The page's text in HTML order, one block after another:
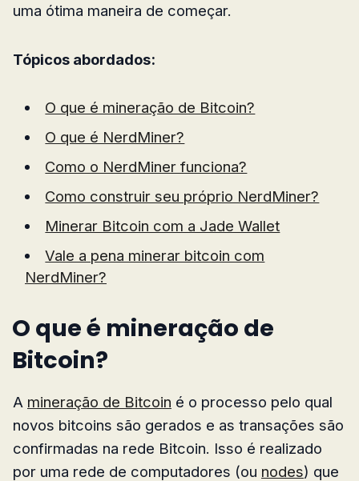
uma ótima maneira de começar.
Tópicos abordados:
O que é mineração de Bitcoin?
O que é NerdMiner?
Como o NerdMiner funciona?
Como construir seu próprio NerdMiner?
Minerar Bitcoin com a Jade Wallet
Vale a pena minerar bitcoin com
NerdMiner?
O que é mineração de
Bitcoin?
A mineração de Bitcoin é o processo pelo qual
novos bitcoins são gerados e as transações são
confirmadas na rede Bitcoin. Isso é realizado
por uma rede de computadores (ou nodes) que